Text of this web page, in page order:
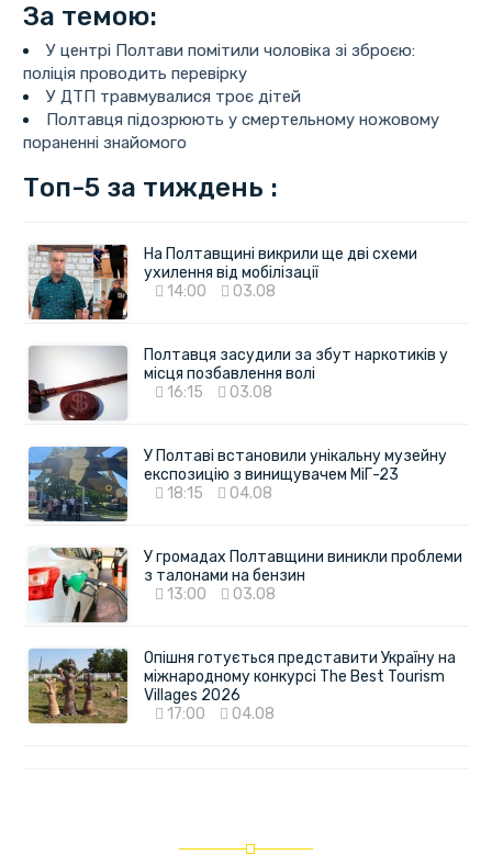
За темою:
У центрі Полтави помітили чоловіка зі зброєю:
поліція проводить перевірку
У ДТП травмувалися троє дітей
Полтавця підозрюють у смертельному ножовому
пораненні знайомого
Топ-5 за тиждень :
На Полтавщині викрили ще дві схеми
ухилення від мобілізації
14:00
03.08
Полтавця засудили за збут наркотиків у
місця позбавлення волі
16:15
03.08
У Полтаві встановили унікальну музейну
експозицію з винищувачем МіГ-23
18:15
04.08
У громадах Полтавщини виникли проблеми
з талонами на бензин
13:00
03.08
Опішня готується представити Україну на
міжнародному конкурсі The Best Tourism
Villages 2026
17:00
04.08